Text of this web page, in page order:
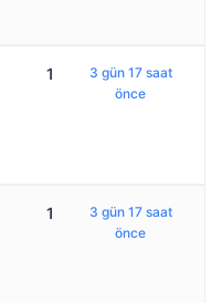
1
3 gün 17 saat
önce
1
3 gün 17 saat
önce